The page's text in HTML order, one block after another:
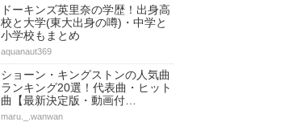
ドーキンズ英里奈の学歴！出身高
校と大学(東大出身の噂)・中学と
小学校もまとめ
aquanaut369
ショーン・キングストンの人気曲
ランキング20選！代表曲・ヒット
曲【最新決定版・動画付…
maru._.wanwan